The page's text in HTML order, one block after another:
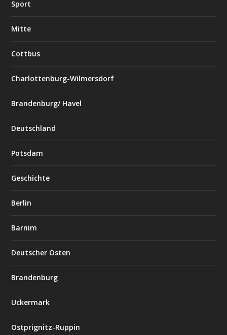
Sport
Mitte
Cottbus
Charlottenburg-Wilmersdorf
Brandenburg/ Havel
Deutschland
Potsdam
Geschichte
Berlin
Barnim
Deutscher Osten
Brandenburg
Uckermark
Ostprignitz-Ruppin